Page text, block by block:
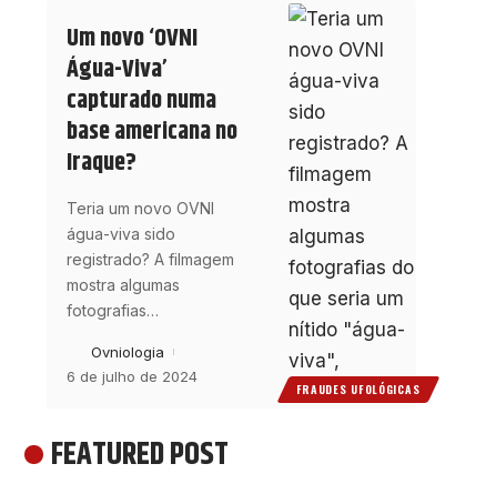
FRAUDES UFOLÓGICAS
Um novo ‘OVNI
Água-Viva’
capturado numa
base americana no
Iraque?
Teria um novo OVNI
água-viva sido
registrado? A filmagem
mostra algumas
fotografias…
Ovniologia
6 de julho de 2024
FEATURED POST